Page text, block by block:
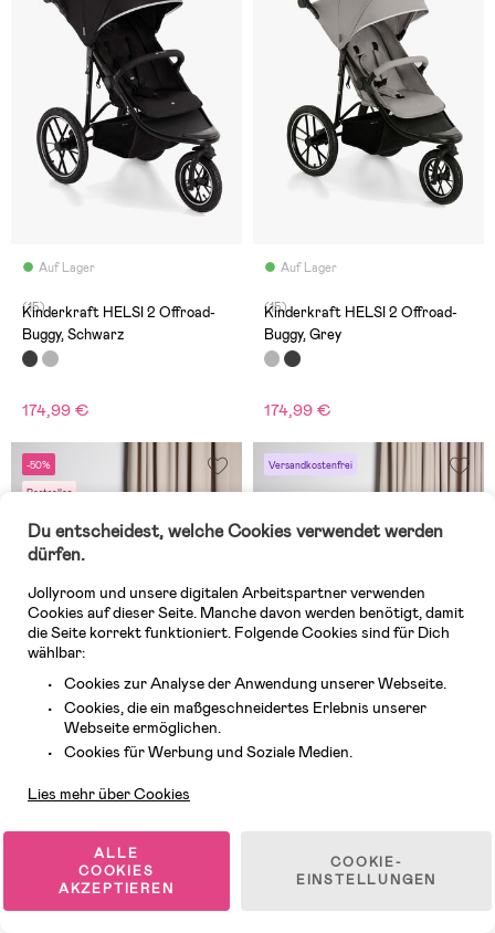
Auf Lager
(15)
Kinderkraft HELSI 2 Offroad-
Buggy, Schwarz
174,99 €
Auf Lager
(15)
Kinderkraft HELSI 2 Offroad-
Buggy, Grey
174,99 €
-50%
Bestseller
249,99 €
Versandkostenfrei
Du entscheidest, welche Cookies verwendet werden
dürfen.
Jollyroom und unsere digitalen Arbeitspartner verwenden
Cookies auf dieser Seite. Manche davon werden benötigt, damit
die Seite korrekt funktioniert. Folgende Cookies sind für Dich
wählbar:
Cookies zur Analyse der Anwendung unserer Webseite.
Cookies, die ein maßgeschneidertes Erlebnis unserer
Webseite ermöglichen.
Cookies für Werbung und Soziale Medien.
Lies mehr über Cookies
ALLE
COOKIES
AKZEPTIEREN
COOKIE-
EINSTELLUNGEN